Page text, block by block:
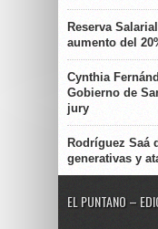
Reserva
aumento del
Cynthia
Gobierno de
jury
Rodríguez Saá
generativas y
EL PUNTANO –